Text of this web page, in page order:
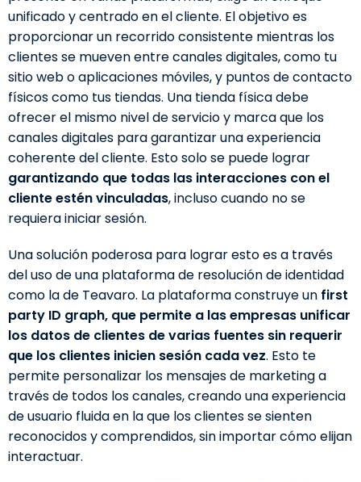
unificado y centrado en el cliente. El objetivo es
proporcionar un recorrido consistente mientras los
clientes se mueven entre canales digitales, como tu
sitio web o aplicaciones móviles, y puntos de contacto
físicos como tus tiendas. Una tienda física debe
ofrecer el mismo nivel de servicio y marca que los
canales digitales para garantizar una experiencia
coherente del cliente. Esto solo se puede lograr
garantizando que todas las interacciones con el
cliente estén vinculadas, incluso cuando no se
requiera iniciar sesión.
Una solución poderosa para lograr esto es a través
del uso de una plataforma de resolución de identidad
como la de Teavaro. La plataforma construye un first
party ID graph, que permite a las empresas unificar
los datos de clientes de varias fuentes sin requerir
que los clientes inicien sesión cada vez. Esto te
permite personalizar los mensajes de marketing a
través de todos los canales, creando una experiencia
de usuario fluida en la que los clientes se sienten
reconocidos y comprendidos, sin importar cómo elijan
interactuar.